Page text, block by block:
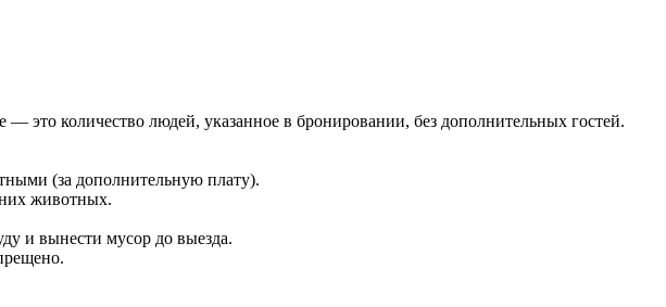
это количество людей, указанное в бронировании, без дополнительных гостей.
(за дополнительную плату).
животных.
и вынести мусор до выезда.